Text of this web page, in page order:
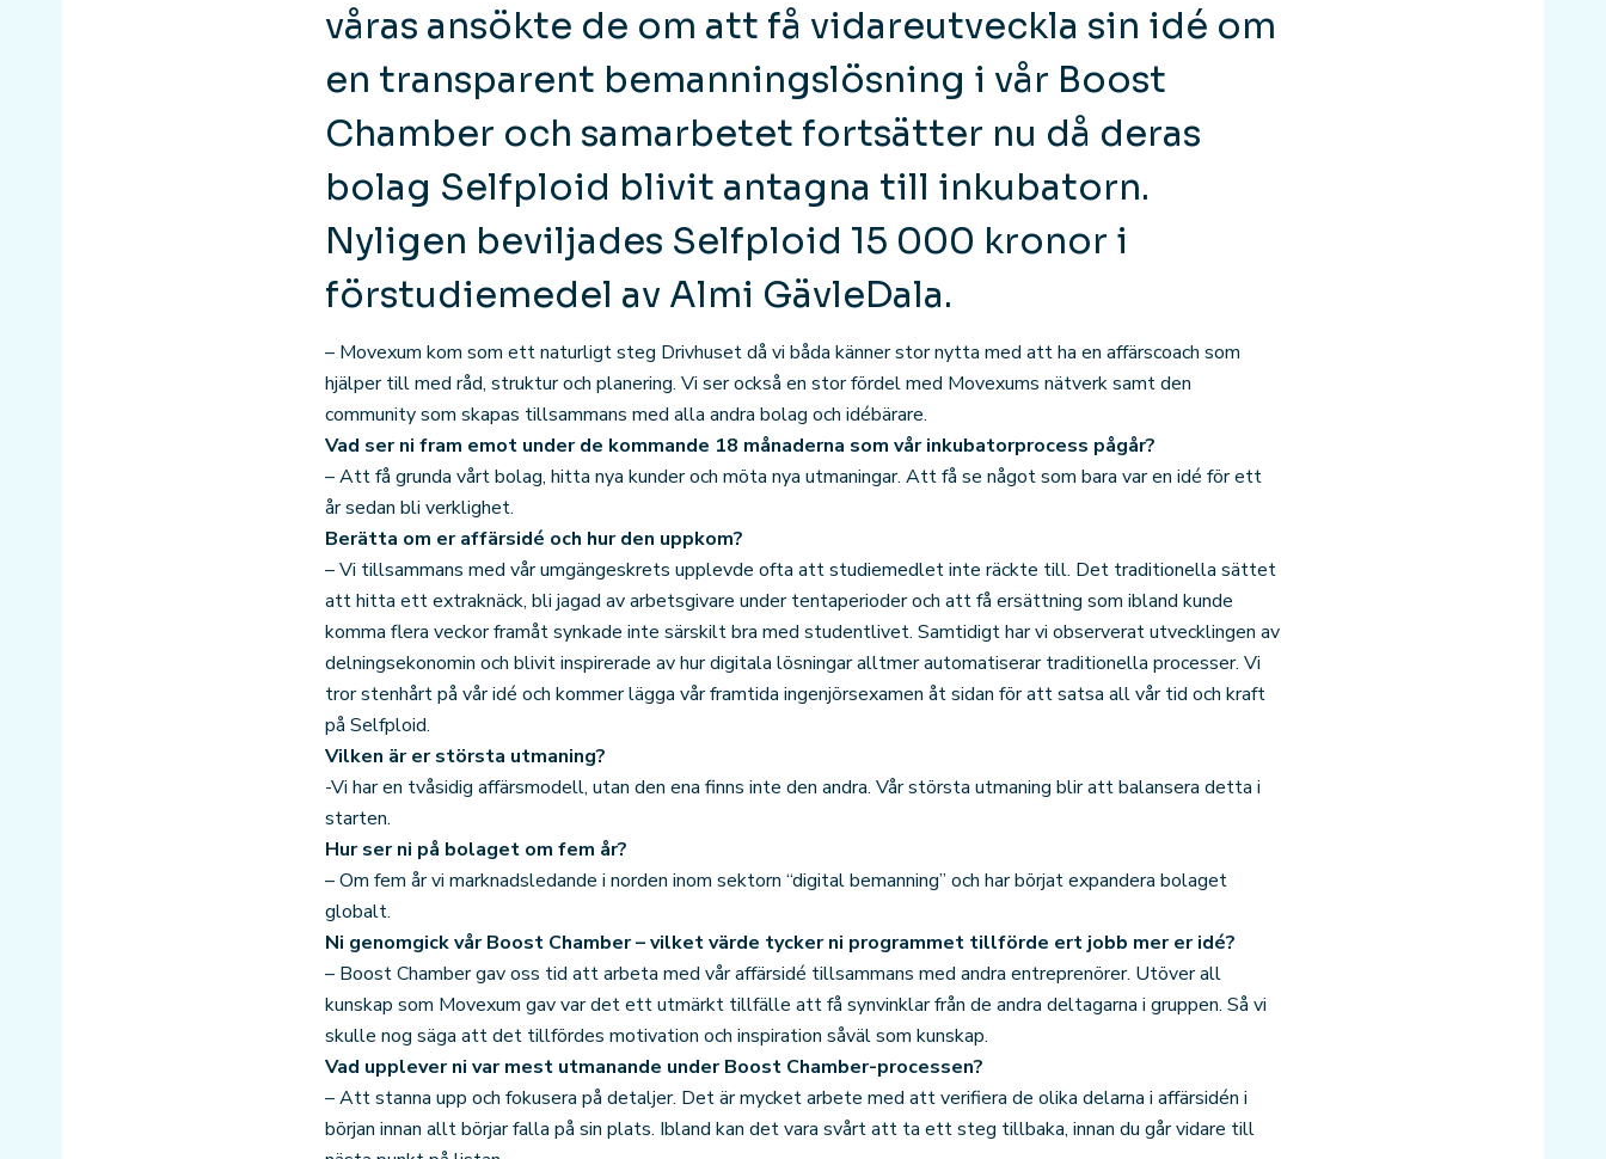
våras ansökte de om att få vidareutveckla sin idé om
en transparent bemanningslösning i vår Boost
Chamber och samarbetet fortsätter nu då deras
bolag Selfploid blivit antagna till inkubatorn.
Nyligen beviljades Selfploid 15 000 kronor i
förstudiemedel av Almi GävleDala.
– Movexum kom som ett naturligt steg Drivhuset då vi båda känner stor nytta med att ha en affärscoach som
hjälper till med råd, struktur och planering. Vi ser också en stor fördel med Movexums nätverk samt den
community som skapas tillsammans med alla andra bolag och idébärare.
Vad ser ni fram emot under de kommande 18 månaderna som vår inkubatorprocess pågår?
– Att få grunda vårt bolag, hitta nya kunder och möta nya utmaningar. Att få se något som bara var en idé för ett
år sedan bli verklighet.
Berätta om er affärsidé och hur den uppkom?
– Vi tillsammans med vår umgängeskrets upplevde ofta att studiemedlet inte räckte till. Det traditionella sättet
att hitta ett extraknäck, bli jagad av arbetsgivare under tentaperioder och att få ersättning som ibland kunde
komma flera veckor framåt synkade inte särskilt bra med studentlivet. Samtidigt har vi observerat utvecklingen av
delningsekonomin och blivit inspirerade av hur digitala lösningar alltmer automatiserar traditionella processer. Vi
tror stenhårt på vår idé och kommer lägga vår framtida ingenjörsexamen åt sidan för att satsa all vår tid och kraft
på Selfploid.
Vilken är er största utmaning?
-Vi har en tvåsidig affärsmodell, utan den ena finns inte den andra. Vår största utmaning blir att balansera detta i
starten.
Hur ser ni på bolaget om fem år?
– Om fem år vi marknadsledande i norden inom sektorn “digital bemanning” och har börjat expandera bolaget
globalt.
Ni genomgick vår Boost Chamber – vilket värde tycker ni programmet tillförde ert jobb mer er idé?
– Boost Chamber gav oss tid att arbeta med vår affärsidé tillsammans med andra entreprenörer. Utöver all
kunskap som Movexum gav var det ett utmärkt tillfälle att få synvinklar från de andra deltagarna i gruppen. Så vi
skulle nog säga att det tillfördes motivation och inspiration såväl som kunskap.
Vad upplever ni var mest utmanande under Boost Chamber-processen?
– Att stanna upp och fokusera på detaljer. Det är mycket arbete med att verifiera de olika delarna i affärsidén i
början innan allt börjar falla på sin plats. Ibland kan det vara svårt att ta ett steg tillbaka, innan du går vidare till